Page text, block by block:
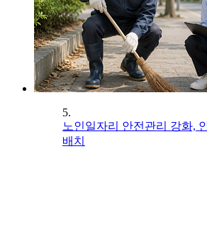
5.
노인일자리 안전관리 강화,
배치